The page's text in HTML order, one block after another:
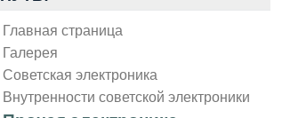
Главная страница
Галерея
Советская электроника
Внутренности советской электроники